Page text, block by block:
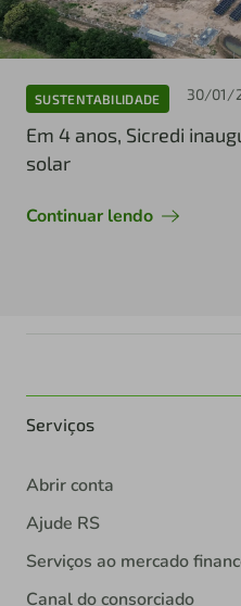
SUSTENTABILIDADE 30/01/
Em 4 anos, Sicredi
solar
Continuar lendo
Serviços
Abrir conta
Ajude RS
Serviços ao mercado
Canal do consorciado